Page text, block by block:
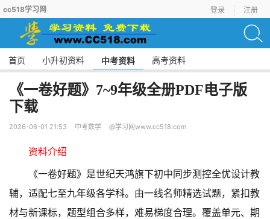
cc518学习网 登录 注册
首页 小升初资料 中考资料 高考资料
《一卷好题》7~9年级全册PDF电子版
下载
2026-06-01 21:53 中考数学 @学习网www.cc518.com
资料介绍
《一卷好题》是世纪天鸿旗下初中同步测控全优设计教
辅，适配七至九年级各学科。由一线名师精选试题，紧扣教
材与新课标，题型组合多样，难易梯度合理。覆盖单元、期